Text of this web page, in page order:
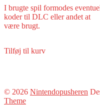
I brugte spil formodes
koder til DLC eller andet at
være brugt.
Tilføj til kurv
© 2026 Nintendopusheren
Theme